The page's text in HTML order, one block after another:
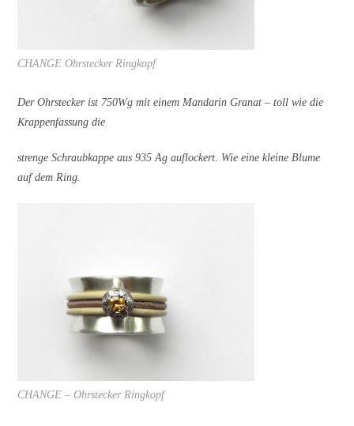
CHANGE Ohrstecker Ringkopf
Der Ohrstecker ist 750Wg mit einem Mandarin Granat – toll wie die
Krappenfassung die
strenge Schraubkappe aus 935 Ag auflockert. Wie eine kleine Blume
auf dem Ring.
CHANGE – Ohrstecker Ringkopf